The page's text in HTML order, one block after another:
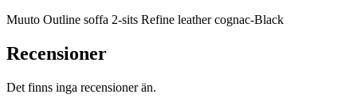
Muuto Outline soffa 2-sits Refine leather cognac-Black
Recensioner
Det finns inga recensioner än.